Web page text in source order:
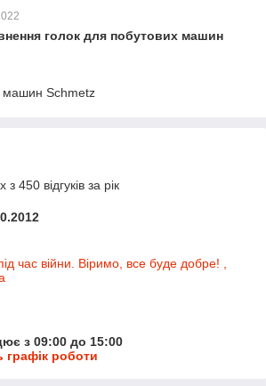
голок для побутових машин
машин Schmetz
450 відгуків за рік
час війни. Віримо, все буде добре! ,
з 09:00 до 15:00
графік роботи